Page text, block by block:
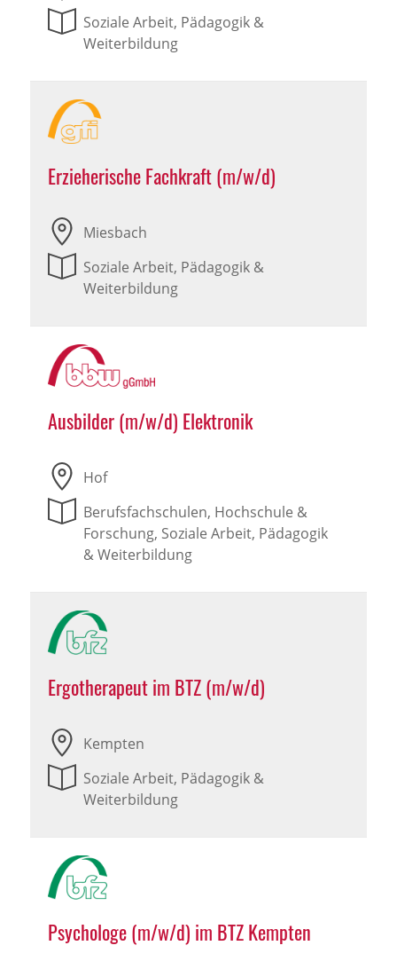
Soziale Arbeit, Pädagogik &
Weiterbildung
Erzieherische Fachkraft (m/w/d)
Miesbach
Soziale Arbeit, Pädagogik &
Weiterbildung
Ausbilder (m/w/d) Elektronik
Hof
Berufsfachschulen, Hochschule &
Forschung, Soziale Arbeit, Pädagogik
& Weiterbildung
Ergotherapeut im BTZ (m/w/d)
Kempten
Soziale Arbeit, Pädagogik &
Weiterbildung
Psychologe (m/w/d) im BTZ Kempten